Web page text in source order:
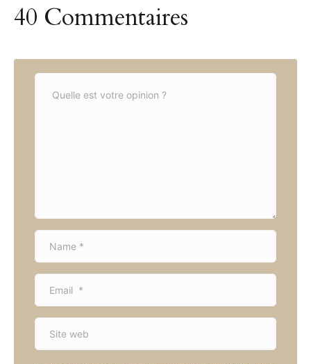
40 Commentaires
C
N
m
*
E
a
l
S